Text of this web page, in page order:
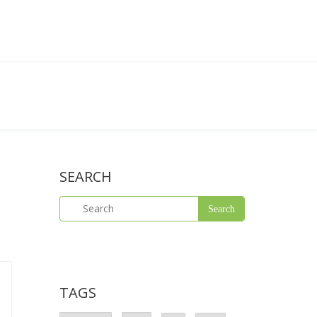
SEARCH
TAGS